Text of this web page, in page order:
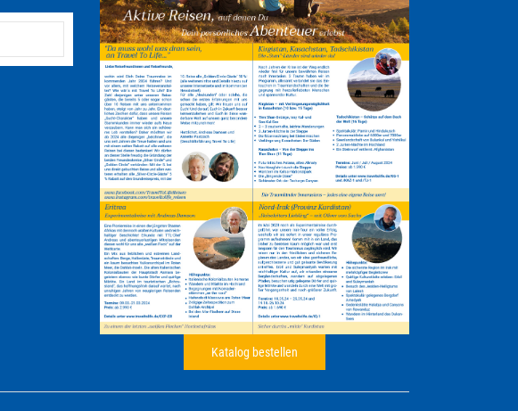
Katalog bestellen